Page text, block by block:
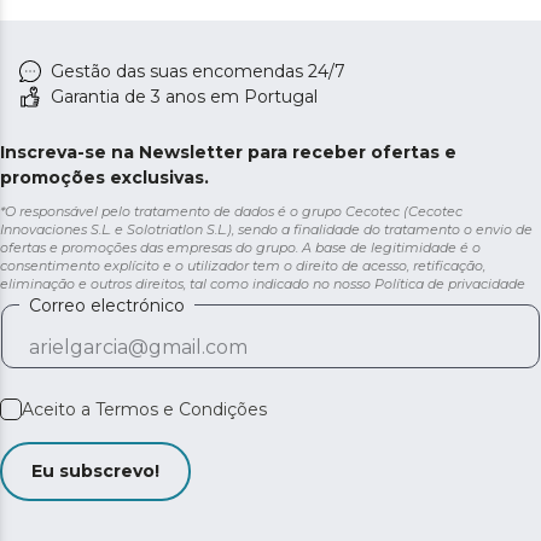
Gestão das suas encomendas 24/7
Garantia de 3 anos em Portugal
Inscreva-se na Newsletter para receber ofertas e
promoções exclusivas.
*O responsável pelo tratamento de dados é o grupo Cecotec (Cecotec
Innovaciones S.L. e Solotriatlon S.L.), sendo a finalidade do tratamento o envio de
ofertas e promoções das empresas do grupo. A base de legitimidade é o
consentimento explícito e o utilizador tem o direito de acesso, retificação,
eliminação e outros direitos, tal como indicado no nosso Política de privacidade
Correo electrónico
Aceito a Termos e Condições
Eu subscrevo!